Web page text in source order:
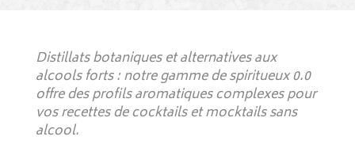
Distillats botaniques et alternatives aux
alcools forts : notre gamme de spiritueux 0.0
offre des profils aromatiques complexes pour
vos recettes de cocktails et mocktails sans
alcool.